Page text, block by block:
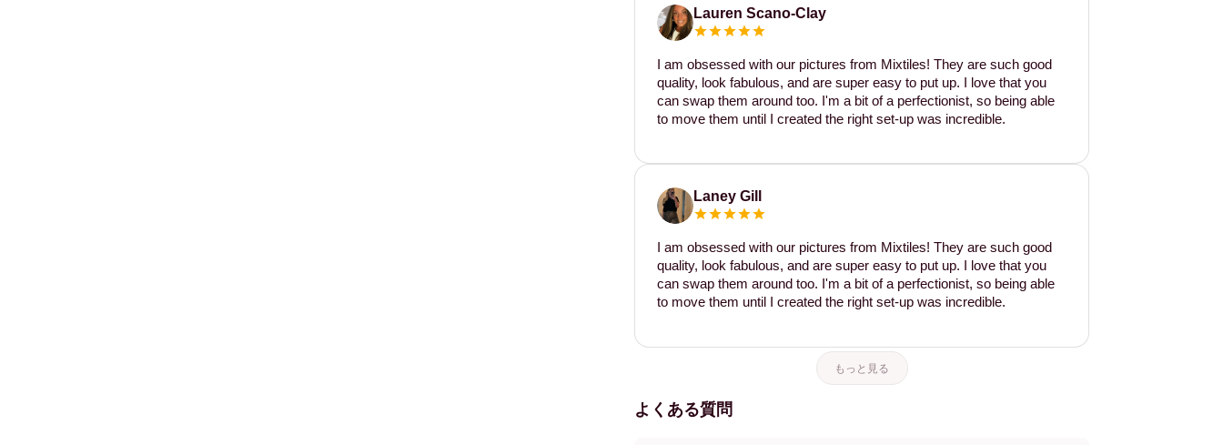
Lauren Scano-Clay
I am obsessed with our pictures from Mixtiles! They are such good
quality, look fabulous, and are super easy to put up. I love that you
can swap them around too. I'm a bit of a perfectionist, so being able
to move them until I created the right set-up was incredible.
Laney Gill
I am obsessed with our pictures from Mixtiles! They are such good
quality, look fabulous, and are super easy to put up. I love that you
can swap them around too. I'm a bit of a perfectionist, so being able
to move them until I created the right set-up was incredible.
もっと見る
よくある質問